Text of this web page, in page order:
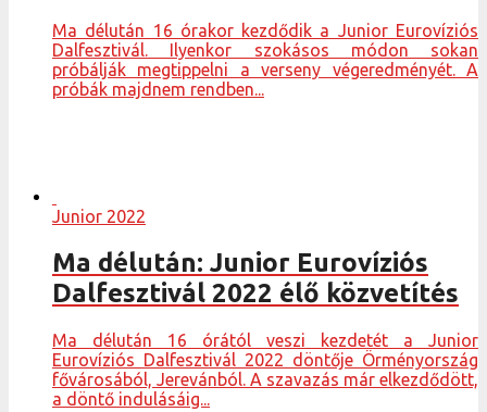
Ma délután 16 órakor kezdődik a Junior Eurovíziós
Dalfesztivál. Ilyenkor szokásos módon sokan
próbálják megtippelni a verseny végeredményét. A
próbák majdnem rendben...
Junior 2022
Ma délután: Junior Eurovíziós
Dalfesztivál 2022 élő közvetítés
Ma délután 16 órától veszi kezdetét a Junior
Eurovíziós Dalfesztivál 2022 döntője Örményország
fővárosából, Jerevánból. A szavazás már elkezdődött,
a döntő indulásáig...